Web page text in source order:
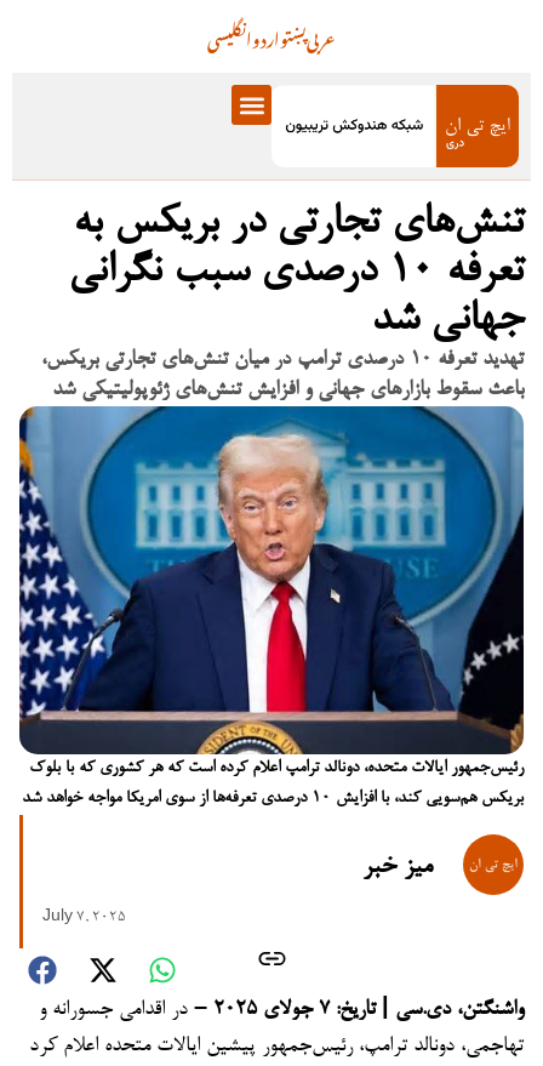
انگلیسیاردوپښتوعربی
تنش‌های تجارتی در بریکس به
تعرفه ۱۰ درصدی سبب نگرانی
جهانی شد
تهدید تعرفه ۱۰ درصدی ترامپ در میان تنش‌های تجارتی بریکس،
باعث سقوط بازارهای جهانی و افزایش تنش‌های ژئوپولیتیکی شد
رئیس‌جمهور ایالات متحده، دونالد ترامپ اعلام کرده است که هر کشوری که با بلوک
بریکس هم‌سویی کند، با افزایش ۱۰ درصدی تعرفه‌ها از سوی امریکا مواجه خواهد شد
میز خبر
July 7, 2025
واشنگتن، دی‌.سی | تاریخ: ۷ جولای ۲۰۲۵ –
در اقدامی جسورانه و
تهاجمی، دونالد ترامپ، رئیس‌جمهور پیشین ایالات متحده اعلام کرد